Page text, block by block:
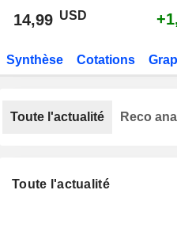
14,99 USD
Synthèse Cotations
Toute l'actualité
Toute l'actualité Reco